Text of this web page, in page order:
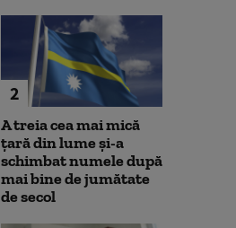
2
A treia cea mai mică
țară din lume și-a
schimbat numele după
mai bine de jumătate
de secol